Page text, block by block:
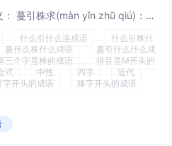
成语名称：蔓引株连：成语近义： 蔓引株求(màn yǐn zhū qiú)：顺着蔓寻根。比喻一网打尽。枝词蔓语 蔓引株求 无使滋蔓 枝词蔓说 不蔓不支 摘瓜抱蔓 滋蔓难图 荒烟野蔓 抱蔓摘瓜 孳蔓难图 蔓引株连 繁言蔓词 瓜蔓抄 枝辞蔓语...
什么引什么连成语
什么引株什
蔓什么株什么成语
蔓引什么什么成
三个字是株的成语
拼音是M开头的
式 中性 四字
近代
字开头的成语
株字开头的成语